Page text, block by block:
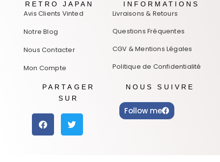
RETRO JAPAN
Avis Clients Vinted
Notre Blog
Nous Contacter
Mon Compte
INFORMATIONS
Livraisons & Retours
Questions Fréquentes
CGV & Mentions Légales
Politique de Confidentialité
PARTAGER
SUR
NOUS SUIVRE
Follow me